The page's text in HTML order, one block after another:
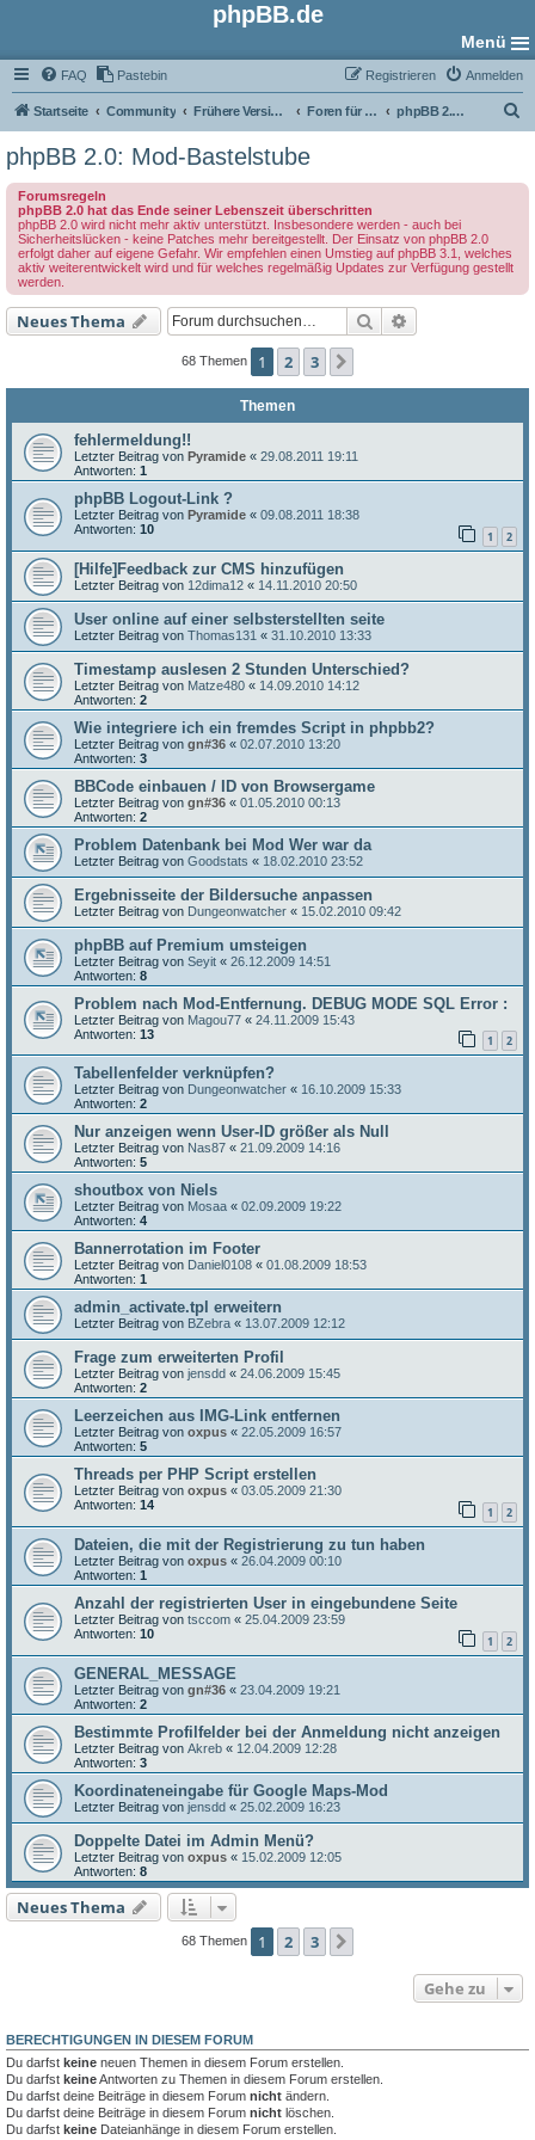
phpBB.de
Menü
FAQ Pastebin Anmelden
Registrieren
Startseite Community Frühere Versionen Foren für phpBB 2.0 phpBB 2.0: Mod-Bastelstube
phpBB 2.0: Mod-Bastelstube
Forumsregeln
phpBB 2.0 hat das Ende seiner Lebenszeit überschritten
phpBB 2.0 wird nicht mehr aktiv unterstützt. Insbesondere werden - auch bei
Sicherheitslücken - keine Patches mehr bereitgestellt. Der Einsatz von phpBB 2.0
erfolgt daher auf eigene Gefahr. Wir empfehlen einen Umstieg auf phpBB 3.1, welches
aktiv weiterentwickelt wird und für welches regelmäßig Updates zur Verfügung gestellt
werden.
Neues Thema Suche
68 Themen 1 2 3
Themen
fehlermeldung!!
Letzter Beitrag von Pyramide « 29.08.2011 19:11
Antworten: 1
phpBB Logout-Link ?
Letzter Beitrag von Pyramide « 09.08.2011 18:38
Antworten: 10 1 2
[Hilfe]Feedback zur CMS hinzufügen
Letzter Beitrag von 12dima12 « 14.11.2010 20:50
User online auf einer selbsterstellten seite
Letzter Beitrag von Thomas131 « 31.10.2010 13:33
Timestamp auslesen 2 Stunden Unterschied?
Letzter Beitrag von Matze480 « 14.09.2010 14:12
Antworten: 2
Wie integriere ich ein fremdes Script in phpbb2?
Letzter Beitrag von gn#36 « 02.07.2010 13:20
Antworten: 3
BBCode einbauen / ID von Browsergame
Letzter Beitrag von gn#36 « 01.05.2010 00:13
Antworten: 2
Problem Datenbank bei Mod Wer war da
Letzter Beitrag von Goodstats « 18.02.2010 23:52
Ergebnisseite der Bildersuche anpassen
Letzter Beitrag von Dungeonwatcher « 15.02.2010 09:42
phpBB auf Premium umsteigen
Letzter Beitrag von Seyit « 26.12.2009 14:51
Antworten: 8
Problem nach Mod-Entfernung. DEBUG MODE SQL Error :
Letzter Beitrag von Magou77 « 24.11.2009 15:43
Antworten: 13 1 2
Tabellenfelder verknüpfen?
Letzter Beitrag von Dungeonwatcher « 16.10.2009 15:33
Antworten: 2
Nur anzeigen wenn User-ID größer als Null
Letzter Beitrag von Nas87 « 21.09.2009 14:16
Antworten: 5
shoutbox von Niels
Letzter Beitrag von Mosaa « 02.09.2009 19:22
Antworten: 4
Bannerrotation im Footer
Letzter Beitrag von Daniel0108 « 01.08.2009 18:53
Antworten: 1
admin_activate.tpl erweitern
Letzter Beitrag von BZebra « 13.07.2009 12:12
Frage zum erweiterten Profil
Letzter Beitrag von jensdd « 24.06.2009 15:45
Antworten: 2
Leerzeichen aus IMG-Link entfernen
Letzter Beitrag von oxpus « 22.05.2009 16:57
Antworten: 5
Threads per PHP Script erstellen
Letzter Beitrag von oxpus « 03.05.2009 21:30
Antworten: 14 1 2
Dateien, die mit der Registrierung zu tun haben
Letzter Beitrag von oxpus « 26.04.2009 00:10
Antworten: 1
Anzahl der registrierten User in eingebundene Seite
Letzter Beitrag von tsccom « 25.04.2009 23:59
Antworten: 10 1 2
GENERAL_MESSAGE
Letzter Beitrag von gn#36 « 23.04.2009 19:21
Antworten: 2
Bestimmte Profilfelder bei der Anmeldung nicht anzeigen
Letzter Beitrag von Akreb « 12.04.2009 12:28
Antworten: 3
Koordinateneingabe für Google Maps-Mod
Letzter Beitrag von jensdd « 25.02.2009 16:23
Doppelte Datei im Admin Menü?
Letzter Beitrag von oxpus « 15.02.2009 12:05
Antworten: 8
Neues Thema
68 Themen 1 2 3
Gehe zu
BERECHTIGUNGEN IN DIESEM FORUM
Du darfst keine neuen Themen in diesem Forum erstellen.
Du darfst keineAntworten zu Themen in diesem Forum erstellen.
Du darfst deine Beiträge in diesem Forum nicht ändern.
Du darfst deine Beiträge in diesem Forum nicht löschen.
Du darfst keine Dateianhänge in diesem Forum erstellen.